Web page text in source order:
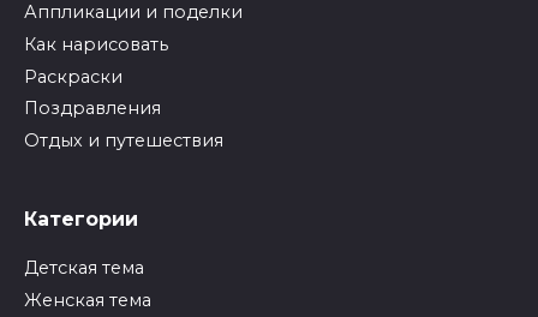
Аппликации и поделки
Как нарисовать
Раскраски
Поздравления
Отдых и путешествия
Категории
Детская тема
Женская тема